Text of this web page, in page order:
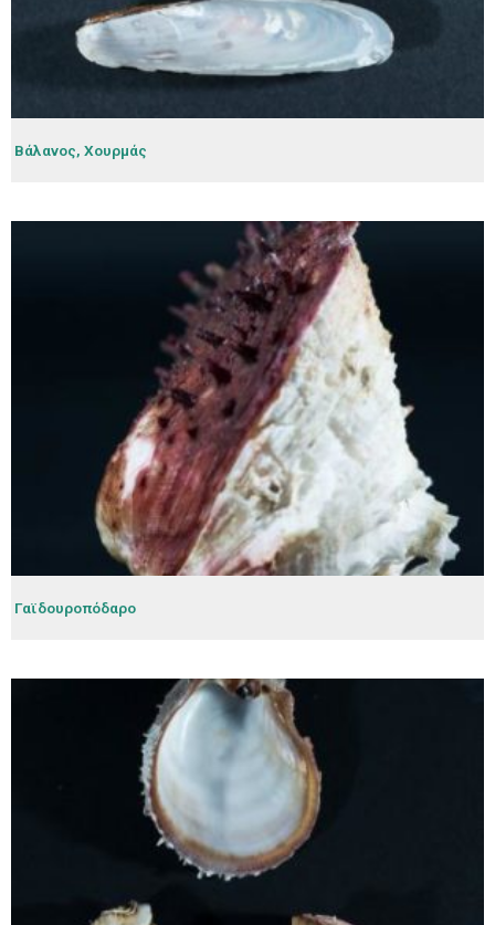
Βάλανος, Χουρμάς
Γαϊδουροπόδαρο